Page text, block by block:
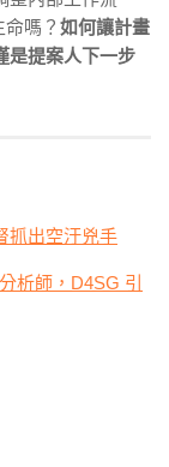
嗎？ 如何讓計畫
是提案人下一步
抓出空汙兇手
析師，D4SG 引